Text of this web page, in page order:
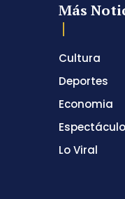
Más
Cultura
Deportes
Economia
Lo Viral